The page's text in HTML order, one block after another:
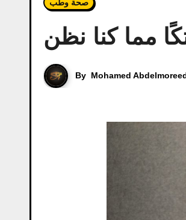
صحة وطب
مما كنا نظن
By Mohamed